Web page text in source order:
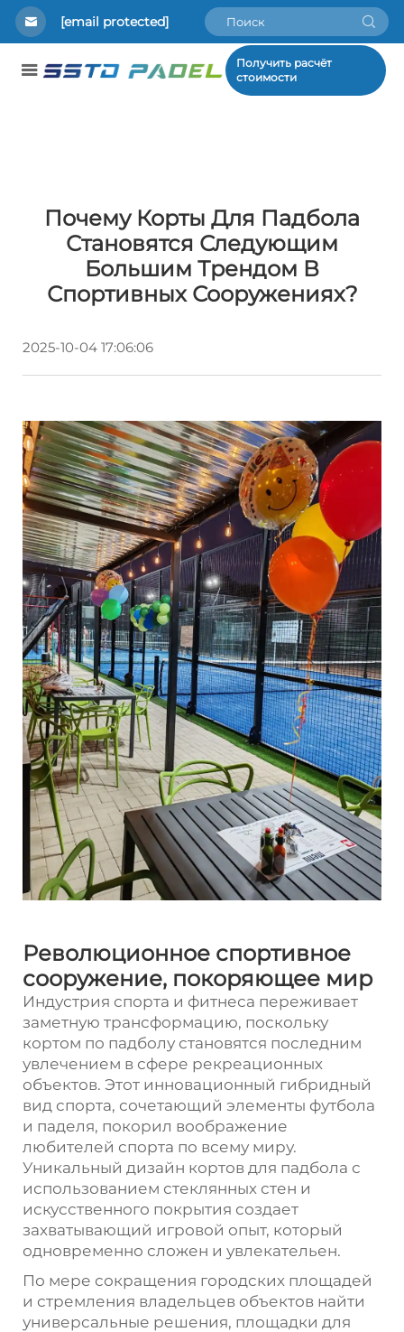
[email protected]
Получить расчёт
стоимости
Почему Корты Для Падбола
Становятся Следующим
Большим Трендом В
Спортивных Сооружениях?
2025-10-04 17:06:06
Революционное спортивное
сооружение, покоряющее мир
Индустрия спорта и фитнеса переживает
заметную трансформацию, поскольку
кортом по падболу становятся последним
увлечением в сфере рекреационных
объектов. Этот инновационный гибридный
вид спорта, сочетающий элементы футбола
и паделя, покорил воображение
любителей спорта по всему миру.
Уникальный дизайн кортов для падбола с
использованием стеклянных стен и
искусственного покрытия создает
захватывающий игровой опыт, который
одновременно сложен и увлекательен.
По мере сокращения городских площадей
и стремления владельцев объектов найти
универсальные решения, площадки для